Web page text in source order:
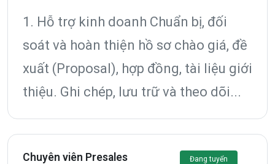
1. Hỗ trợ kinh doanh Chuẩn bị, đối
soát và hoàn thiện hồ sơ chào giá, đề
xuất (Proposal), hợp đồng, tài liệu giới
thiệu. Ghi chép, lưu trữ và theo dõi...
Chuyên viên Presales Đang tuyển